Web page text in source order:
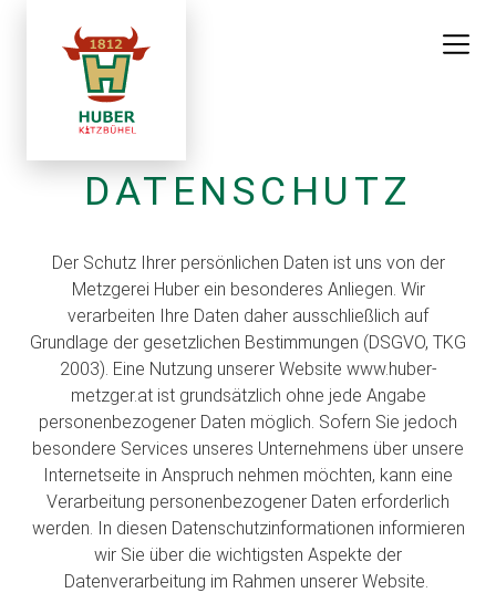
DATENSCHUTZ
Der Schutz Ihrer persönlichen Daten ist uns von der
Metzgerei Huber ein besonderes Anliegen. Wir
verarbeiten Ihre Daten daher ausschließlich auf
Grundlage der gesetzlichen Bestimmungen (DSGVO, TKG
2003). Eine Nutzung unserer Website www.huber-
metzger.at ist grundsätzlich ohne jede Angabe
personenbezogener Daten möglich. Sofern Sie jedoch
besondere Services unseres Unternehmens über unsere
Internetseite in Anspruch nehmen möchten, kann eine
Verarbeitung personenbezogener Daten erforderlich
werden. In diesen Datenschutzinformationen informieren
wir Sie über die wichtigsten Aspekte der
Datenverarbeitung im Rahmen unserer Website.